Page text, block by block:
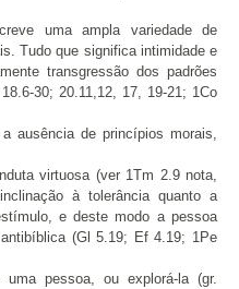
uma ampla variedade de
Tudo que significa intimidade e
transgressão dos padrões
30; 20.11,12, 17, 19-21; 1Co
ausência de princípios morais,
virtuosa (ver 1Tm 2.9 nota,
à tolerância quanto a
e deste modo a pessoa
(Gl 5.19; Ef 4.19; 1Pe
pessoa, ou explorá-la (gr.